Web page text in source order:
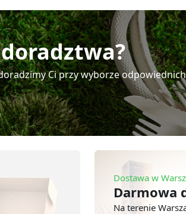
Ci przy wyborze odpowiednich
Dostawa w
Darmowa
Na terenie